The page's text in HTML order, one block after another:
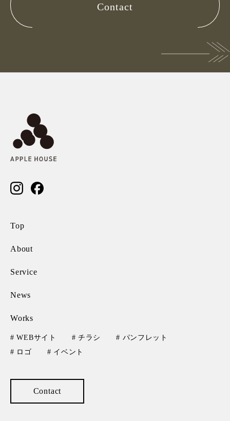
Contact
Top
About
Service
News
Works
# WEBサイト # チラシ
# パンフレット
# ロゴ
# イベント
Contact